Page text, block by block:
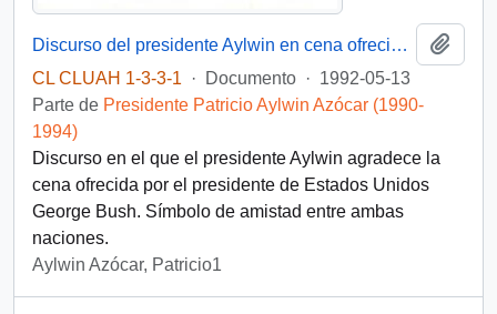
Discurso del presidente Aylwin en cena ofrecida por el presidente de Estados Unidos, D. George Bush
CL CLUAH 1-3-3-1
· Documento · 1992-05-13
Parte de Presidente Patricio Aylwin Azócar (1990-
1994)
Discurso en el que el presidente Aylwin agradece la
cena ofrecida por el presidente de Estados Unidos
George Bush. Símbolo de amistad entre ambas
naciones.
Aylwin Azócar, Patricio1